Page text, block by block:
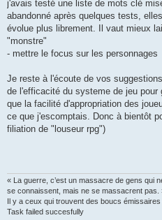
j'avais testé une liste de mots clé
abandonné après quelques tests,
évolue plus librement. Il vaut mieux
"monstre"
- mettre le focus sur les personnages
Je reste à l'écoute de vos
de l'efficacité du systeme de jeu
que la facilité d'appropriation des
ce que j'escomptais. Donc à bientôt
filiation de "louseur rpg")
« La guerre, c’est un massacre de gens qui
se connaissent, mais ne se massacrent pas.
Il y a ceux qui trouvent des boucs
Task failed succesfully